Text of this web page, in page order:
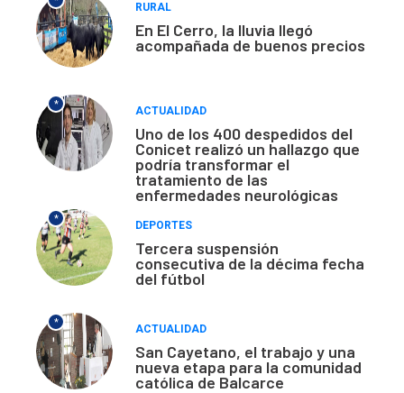
RURAL
En El Cerro, la lluvia llegó
acompañada de buenos precios
*
ACTUALIDAD
Uno de los 400 despedidos del
Conicet realizó un hallazgo que
podría transformar el
tratamiento de las
enfermedades neurológicas
*
DEPORTES
Tercera suspensión
consecutiva de la décima fecha
del fútbol
*
ACTUALIDAD
San Cayetano, el trabajo y una
nueva etapa para la comunidad
católica de Balcarce